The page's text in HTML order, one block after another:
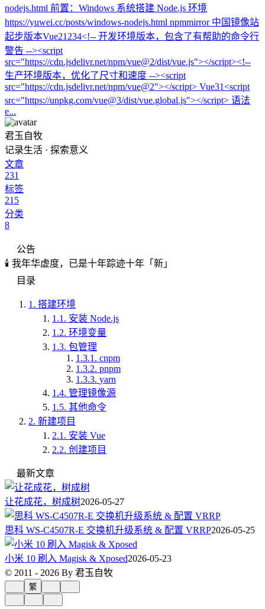
nodejs.html 前置：Windows 系统搭建 Node.js 环境
https://yuwei.cc/posts/windows-nodejs.html npmmirror 中国镜像站
起步版本Vue21234<!-- 开发环境版本，包含了有帮助的命令行
警告 --><script
src="https://cdn.jsdelivr.net/npm/vue@2/dist/vue.js"></script><!--
生产环境版本，优化了尺寸和速度 --><script
src="https://cdn.jsdelivr.net/npm/vue@2"></script> Vue31<script
src="https://unpkg.com/vue@3/dist/vue.global.js"></script> 语法
e...
君玉自牧
记录生活 · 探索意义
文章
231
标签
215
分类
8
公告
🕯️ 我年华虚度，已是十年踪迹十年「新」
目录
1. 搭建环境
1.1. 安装 Node.js
1.2. 环境变量
1.3. 包管理
1.3.1. cnpm
1.3.2. pnpm
1.3.3. yarn
1.4. 管理镜像源
1.5. 其他命令
2. 新建项目
2.1. 安装 Vue
2.2. 创建项目
最新文章
让花成花，树成树2026-05-27
思科 WS-C4507R-E 交换机升级系统 & 配置 VRRP2026-05-25
小米 10 刷入 Magisk & Xposed2026-05-23
© 2011 - 2026 By 君玉自牧
繁